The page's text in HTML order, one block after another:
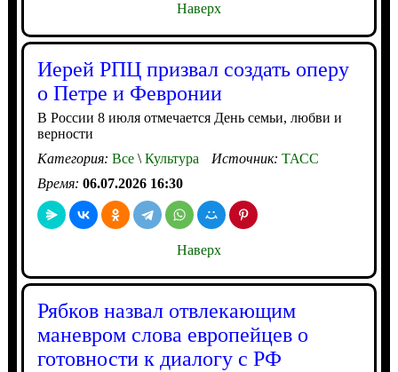
Наверх
Иерей РПЦ призвал создать оперу
о Петре и Февронии
В России 8 июля отмечается День семьи, любви и
верности
Категория: Все\Культура Источник: ТАСС
Время: 06.07.2026 16:30
Наверх
Рябков назвал отвлекающим
маневром слова европейцев о
готовности к диалогу с РФ